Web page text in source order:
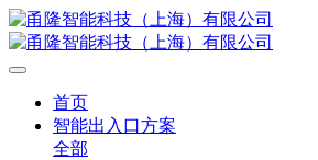
首页
智能出入口方案
全部